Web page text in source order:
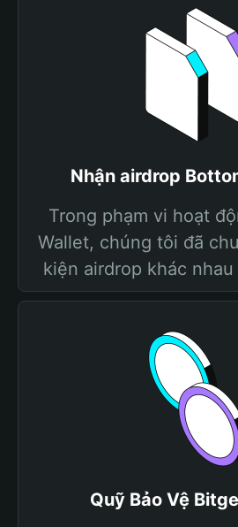
Nhận airdrop
Trong phạm vi hoạt
Wallet, chúng tôi đã
kiện airdrop khác
Quỹ Bảo Vệ